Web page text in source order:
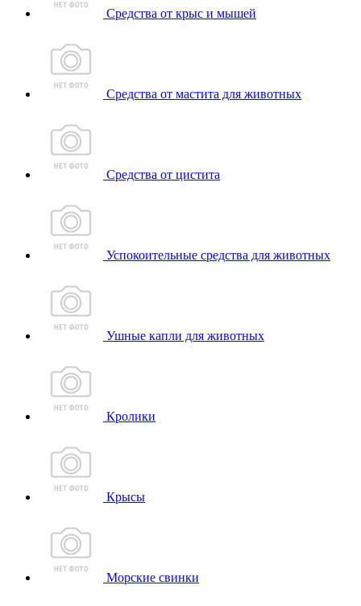
Средства от крыс и мышей
Средства от мастита для животных
Средства от цистита
Успокоительные средства для животных
Ушные капли для животных
Кролики
Крысы
Морские свинки